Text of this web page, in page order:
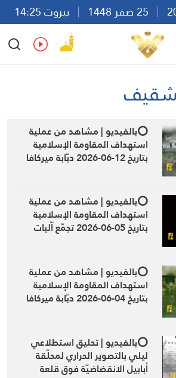
بيروت 14:25
Ar
En Fr Es
⭕️بالفيديو | مشاهد من عملية
استهداف المقاومة الإسلامية
بتاريخ 12-06-2026 دبّابة ميركافا
جنوبيّ لبنان بمحلّقة أبابيل
الانقضاضيّة
⭕️بالفيديو | مشاهد من عملية
استهداف المقاومة الإسلامية
بتاريخ 05-06-2026 تجمّع آليات
جنوبيّ لبنان بصاروخٍ نوعي
⭕️بالفيديو | مشاهد من عملية
استهداف المقاومة الإسلامية
بتاريخ 04-06-2026 دبّابة ميركافا
جنوبيّ لبنان بمحلّقة أبابيل
الانقضاضيّة
⭕️بالفيديو | تحليق استطلاعي
ليلي بالتصوير الحراري لمحلّقة
أبابيل الانقضاضيّة فوق قلعة